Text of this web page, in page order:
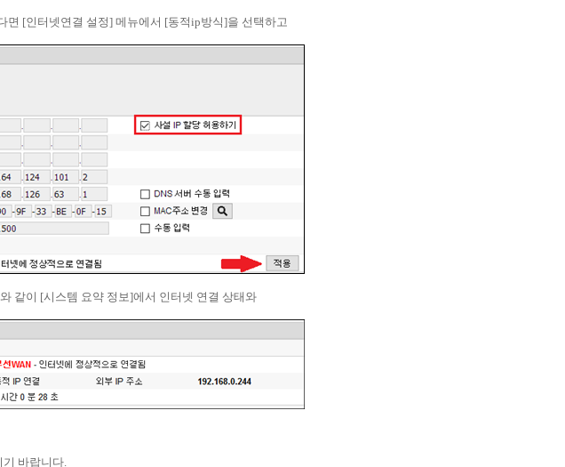
면 [인터넷연결 설정] 메뉴에서 [동적ip방식]을 선택하고
같이 [시스템 요약 정보]에서 인터넷 연결 상태와
기 바랍니다.